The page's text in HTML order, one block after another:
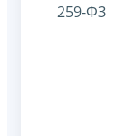
259-ФЗ